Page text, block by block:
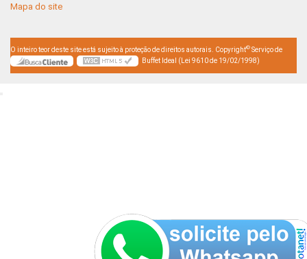
Mapa do site
O inteiro teor deste site está sujeito à proteção de direitos autorais. Copyright© Serviço de
Buffet Ideal (Lei 9610 de 19/02/1998)